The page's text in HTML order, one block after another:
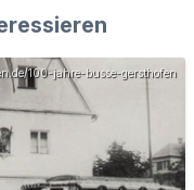
100-jahre-busse-gersthofen